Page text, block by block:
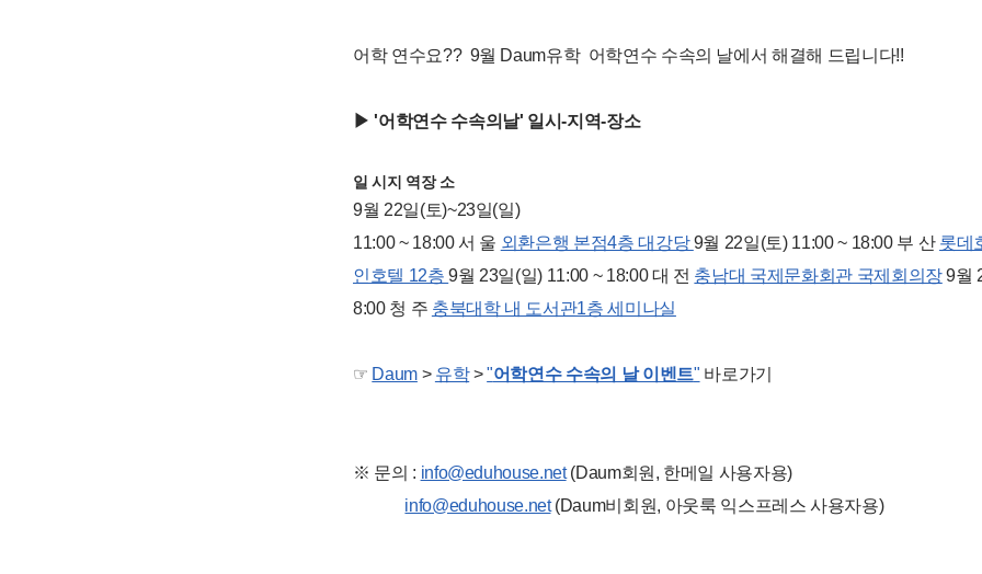
어학 연수요?? 9월 Daum유학 어학연수 수속의 날에서 해결해 드립니다!!
▶ '어학연수 수속의날' 일시-지역-장소
일 시 지 역 장 소
9월 22일(토)~23일(일)
11:00 ~ 18:00 서 울 외환은행 본점4층 대강당9월 22일(토) 11:00 ~ 18:00 부 산 롯데
인호텔 12층9월 23일(일) 11:00 ~ 18:00 대 전 충남대 국제문화회관 국제회의장9월
8:00 청 주 충북대학 내 도서관1층 세미나실
☞ Daum> 유학>"어학연수 수속의 날 이벤트" 바로가기
※ 문의 : info@eduhouse.net(Daum회원, 한메일 사용자용)
info@eduhouse.net(Daum비회원, 아웃룩 익스프레스 사용자용)